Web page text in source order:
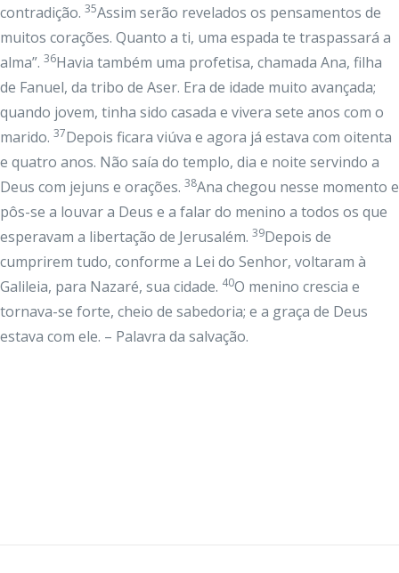
contradição. 35Assim serão revelados os pensamentos de
muitos corações. Quanto a ti, uma espada te traspassará a
alma”. 36Havia também uma profetisa, chamada Ana, filha
de Fanuel, da tribo de Aser. Era de idade muito avançada;
quando jovem, tinha sido casada e vivera sete anos com o
marido. 37Depois ficara viúva e agora já estava com oitenta
e quatro anos. Não saía do templo, dia e noite servindo a
Deus com jejuns e orações. 38Ana chegou nesse momento e
pôs-se a louvar a Deus e a falar do menino a todos os que
esperavam a libertação de Jerusalém. 39Depois de
cumprirem tudo, conforme a Lei do Senhor, voltaram à
Galileia, para Nazaré, sua cidade. 40O menino crescia e
tornava-se forte, cheio de sabedoria; e a graça de Deus
estava com ele. – Palavra da salvação.